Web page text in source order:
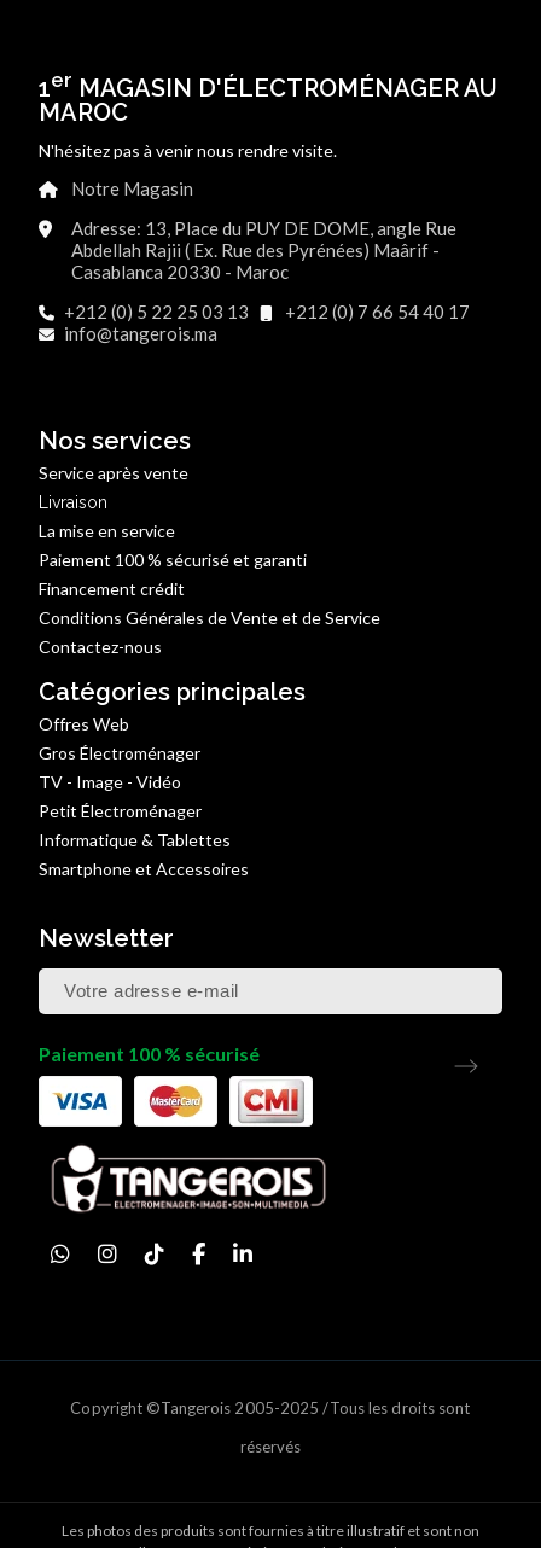
1er MAGASIN D'ÉLECTROMÉNAGER AU
MAROC
N'hésitez pas à venir nous rendre visite.
Notre Magasin
Adresse: 13, Place du PUY DE DOME, angle Rue
Abdellah Rajii ( Ex. Rue des Pyrénées) Maârif -
Casablanca 20330 - Maroc
+212 (0) 5 22 25 03 13
+212 (0) 7 66 54 40 17
info@tangerois.ma
Nos services
Service après vente
Livraison
La mise en service
Paiement 100 % sécurisé et garanti
Financement crédit
Conditions Générales de Vente et de Service
Contactez-nous
Catégories principales
Offres Web
Gros Électroménager
TV - Image - Vidéo
Petit Électroménager
Informatique & Tablettes
Smartphone et Accessoires
Newsletter
Paiement 100 % sécurisé
Copyright ©Tangerois 2005-2025 /Tous les droits sont
réservés
Les photos des produits sont fournies à titre illustratif et sont non